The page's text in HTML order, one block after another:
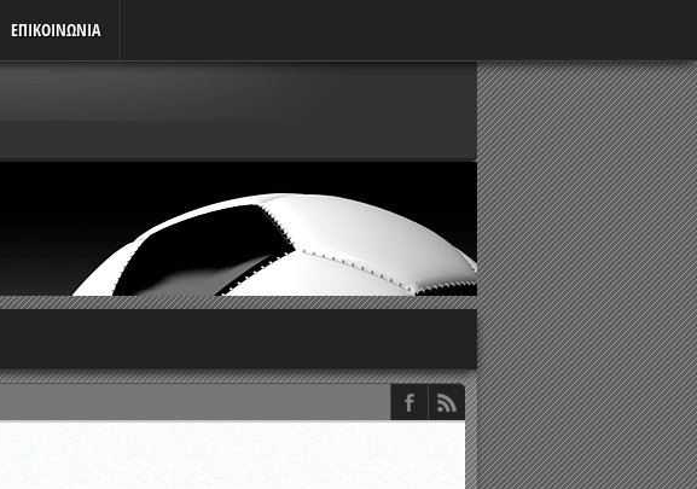
ΕΠΙΚΟΙΝΩΝΙΑ
διαιτητών και παρατηρητών ΕΠΣΑ